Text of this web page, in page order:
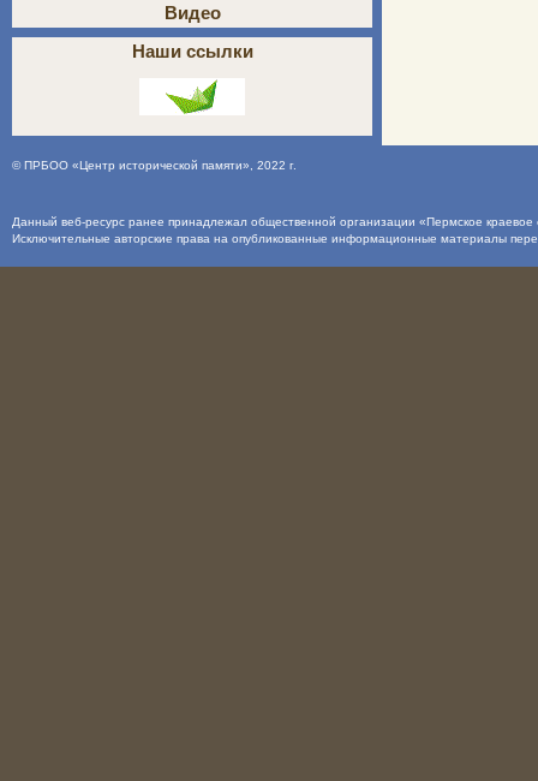
Видео
Наши ссылки
©ПРБОО «Центр исторической памяти», 2022 г.
Данный веб-ресурс ранее принадлежал общественной организации «Пермское
Исключительные авторские права на опубликованные информационные материалы